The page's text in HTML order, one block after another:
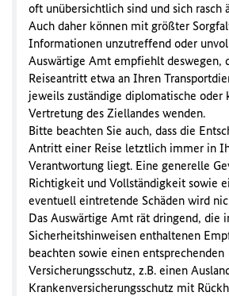
oft unübersichtlich sind und sich rasch
Auch daher können mit größter
Informationen unzutreffend oder
Auswärtige Amt empfiehlt deswegen,
Reiseantritt etwa an Ihren
jeweils zuständige diplomatische oder
Vertretung des Ziellandes wenden.
Bitte beachten Sie auch, dass die
Antritt einer Reise letztlich immer in
Verantwortung liegt. Eine generelle
Richtigkeit und Vollständigkeit sowie
eventuell eintretende Schäden wird
Das Auswärtige Amt rät dringend, die
Sicherheitshinweisen enthaltenen
beachten sowie einen entsprechenden
Versicherungsschutz, z.B. einen
Krankenversicherungsschutz mit